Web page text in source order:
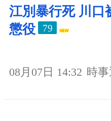
江別暴行死 川口
懲役
79
08月07日 14:32 時